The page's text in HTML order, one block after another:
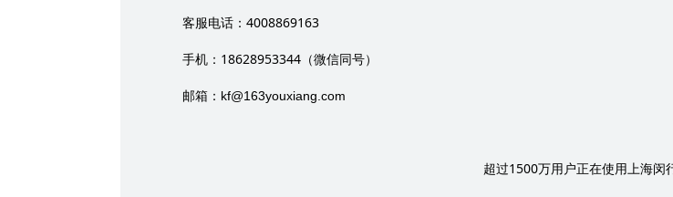
客服电话： 4008869163
手机： 18628953344 （微信同号）
邮箱： kf@163youxiang.com
超过1500万用户正在使用上海闵